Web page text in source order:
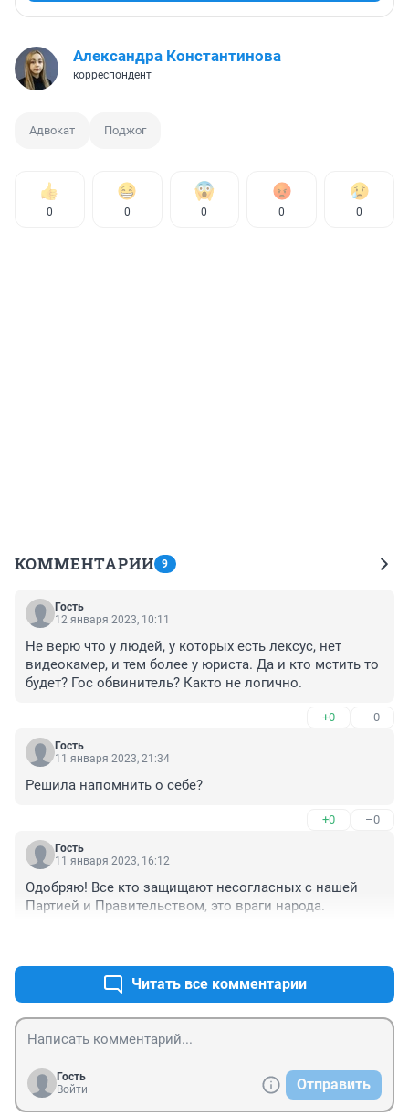
Александра Константинова
корреспондент
Адвокат Поджог
0 0 0 0 0
КОММЕНТАРИИ 9
Гость
12 января 2023, 10:11
Не верю что у людей, у которых есть лексус, нет
видеокамер, и тем более у юриста. Да и кто мстить то
будет? Гос обвинитель? Както не логично.
+0 –0
Гость
11 января 2023, 21:34
Решила напомнить о себе?
+0 –0
Гость
11 января 2023, 16:12
Одобряю! Все кто защищают несогласных с нашей
Партией и Правительством, это враги народа.
Читать все комментарии
Гость
Войти
Отправить